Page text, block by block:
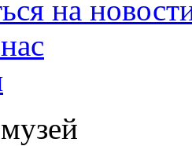
на